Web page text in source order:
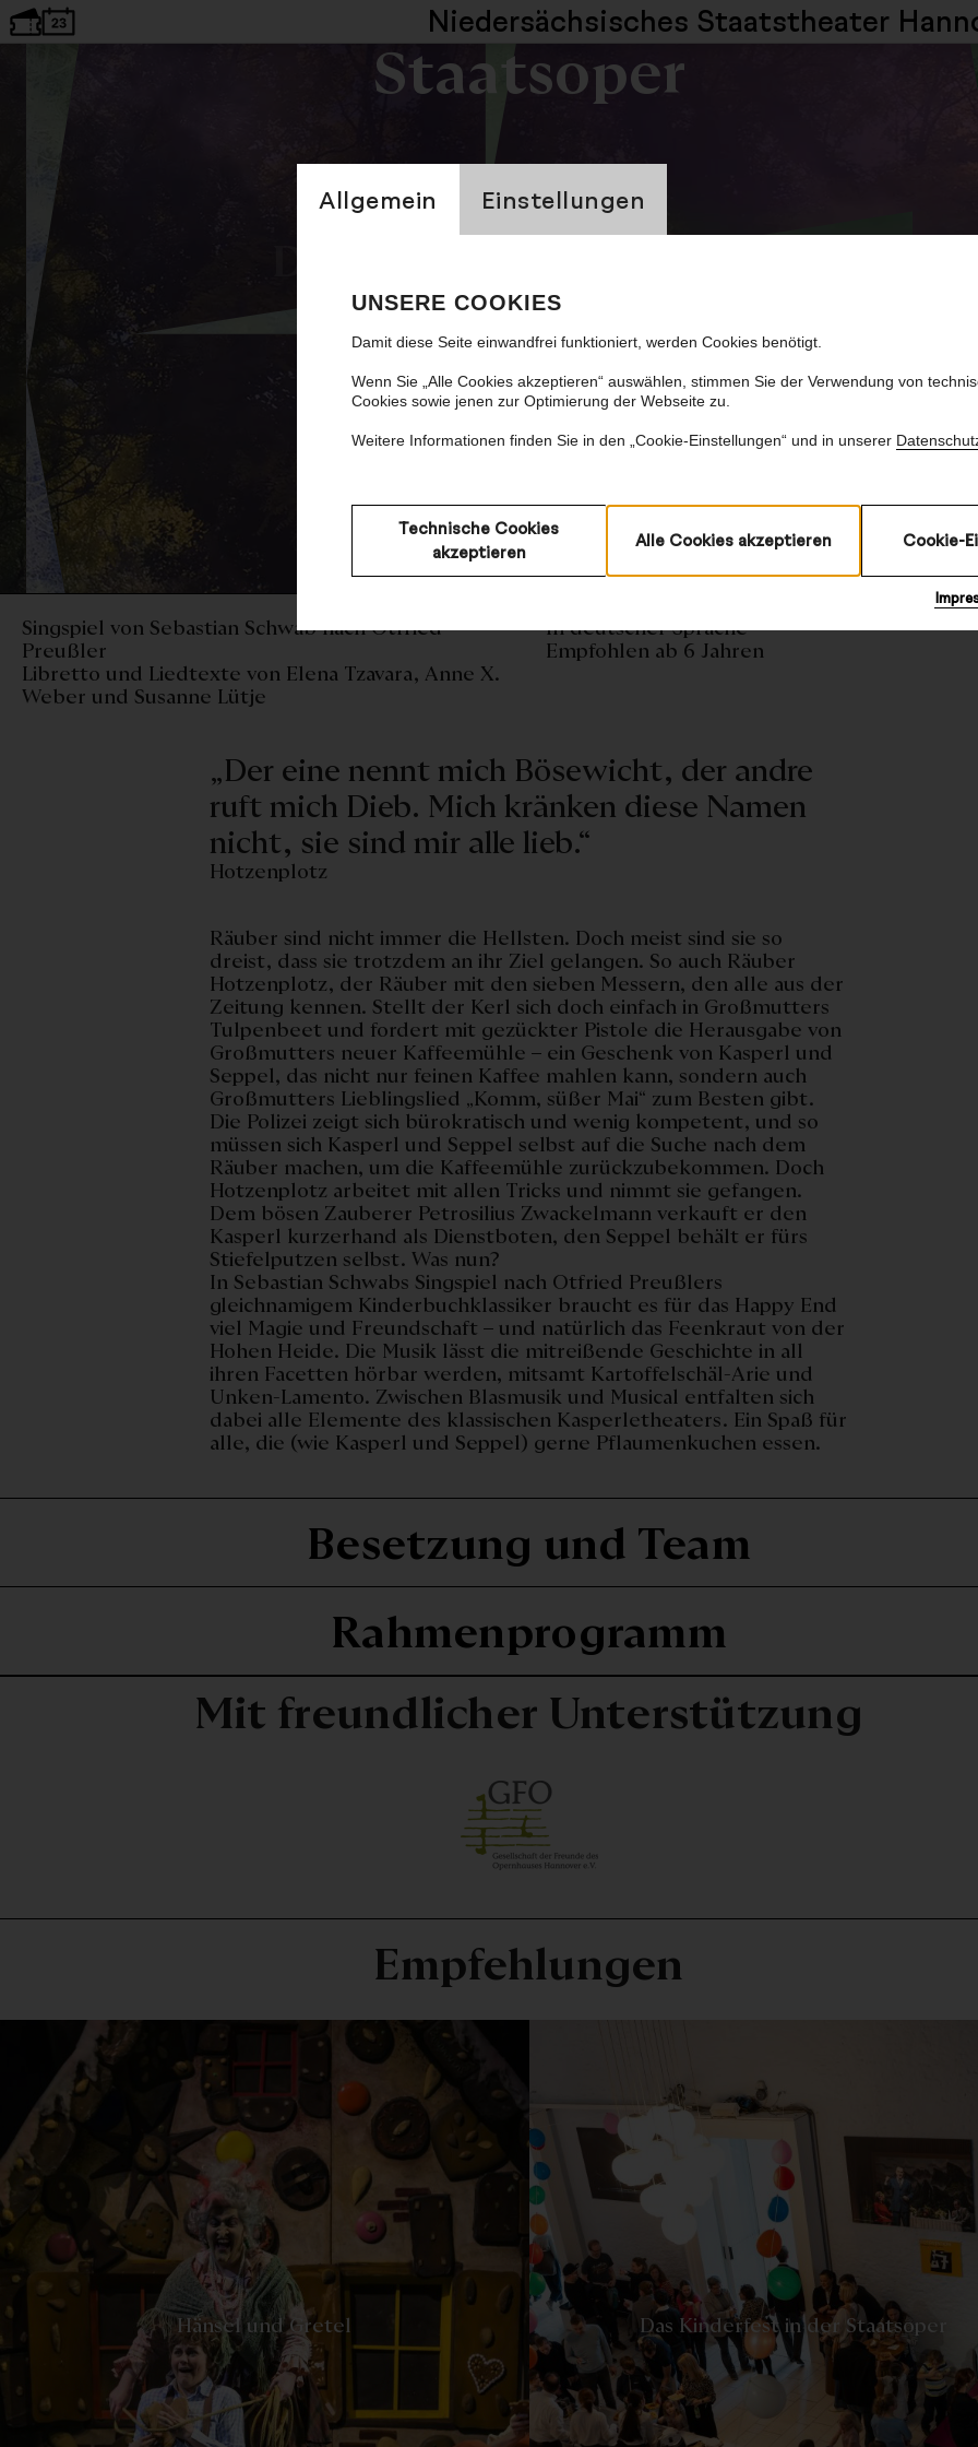
Allgemein Einstellungen
UNSERE COOKIES
Damit diese Seite einwandfrei funktioniert, werden Cookies benötigt.
Wenn Sie „Alle Cookies akzeptieren“ auswählen, stimmen Sie der Verwendung von
Cookies sowie jenen zur Optimierung der Webseite zu.
Weitere Informationen finden Sie in den „Cookie-Einstellungen“ und in unserer
Technische Cookies
akzeptieren
Alle Cookies akzeptieren Cookie-
Niedersächsisches Staatstheater
Staatsoper
©
Familienoper
Singspiel von Sebastian Schwab nach Otfried
Preußler
Libretto und Liedtexte von Elena Tzavara, Anne X.
Weber und Susanne Lütje
In deutscher Sprache
Empfohlen ab 6 Jahren
„Der eine nennt mich Bösewicht, der andre
ruft mich Dieb. Mich kränken diese Namen
nicht, sie sind mir alle lieb.“
Hotzenplotz
Räuber sind nicht immer die Hellsten. Doch meist sind sie so
dreist, dass sie trotzdem an ihr Ziel gelangen. So auch Räuber
Hotzenplotz, der Räuber mit den sieben Messern, den alle aus der
Zeitung kennen. Stellt der Kerl sich doch einfach in Großmutters
Tulpenbeet und fordert mit gezückter Pistole die Herausgabe von
Großmutters neuer Kaffeemühle – ein Geschenk von Kasperl und
Seppel, das nicht nur feinen Kaffee mahlen kann, sondern auch
Großmutters Lieblingslied „Komm, süßer Mai“ zum Besten gibt.
Die Polizei zeigt sich bürokratisch und wenig kompetent, und so
müssen sich Kasperl und Seppel selbst auf die Suche nach dem
Räuber machen, um die Kaffeemühle zurückzubekommen. Doch
Hotzenplotz arbeitet mit allen Tricks und nimmt sie gefangen.
Dem bösen Zauberer Petrosilius Zwackelmann verkauft er den
Kasperl kurzerhand als Dienstboten, den Seppel behält er fürs
Stiefelputzen selbst. Was nun?
In Sebastian Schwabs Singspiel nach Otfried Preußlers
gleichnamigem Kinderbuchklassiker braucht es für das Happy End
viel Magie und Freundschaft – und natürlich das Feenkraut von der
Hohen Heide. Die Musik lässt die mitreißende Geschichte in all
ihren Facetten hörbar werden, mitsamt Kartoffelschäl-Arie und
Unken-Lamento. Zwischen Blasmusik und Musical entfalten sich
dabei alle Elemente des klassischen Kasperletheaters. Ein Spaß für
alle, die (wie Kasperl und Seppel) gerne Pflaumenkuchen essen.
Besetzung und Team
Rahmenprogramm
Mit freundlicher Unterstützung
Empfehlungen
Hänsel und Gretel Das Kinderfest in der Staatsoper